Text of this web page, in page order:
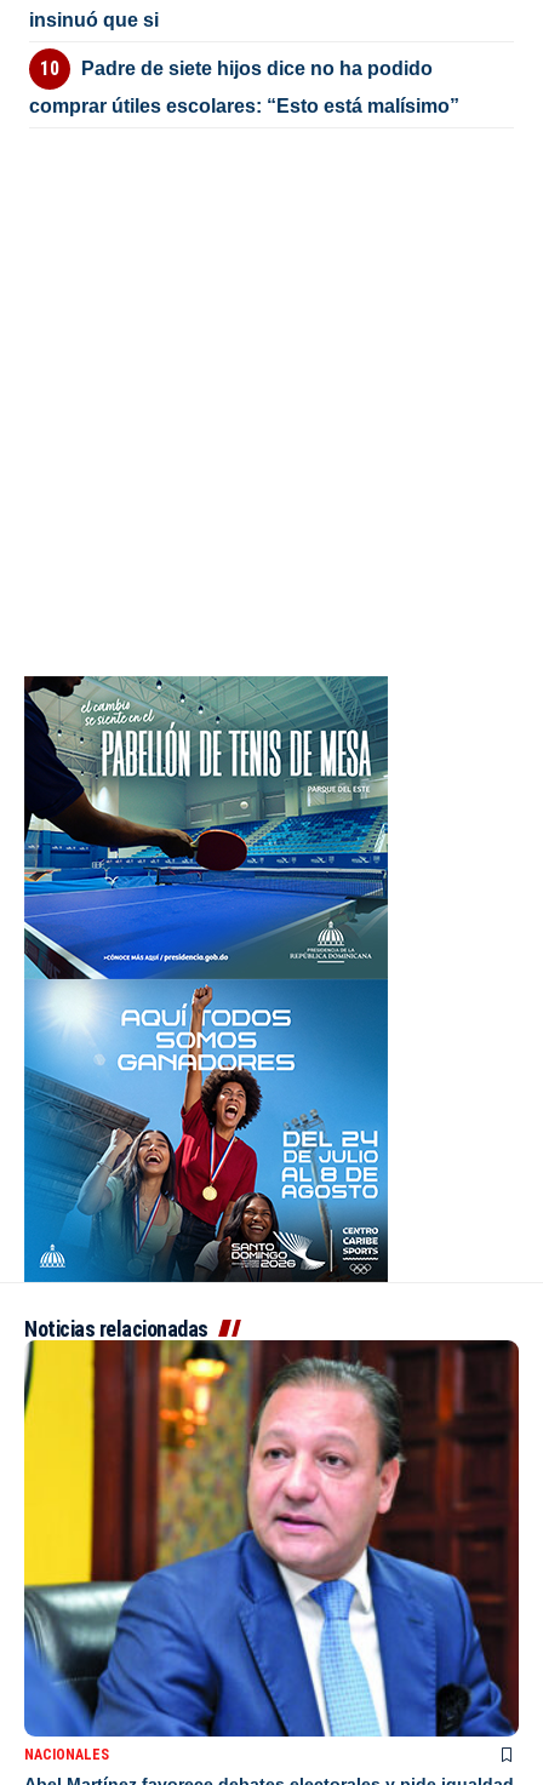
insinuó que si
Padre de siete hijos dice no ha podido
comprar útiles escolares: “Esto está malísimo”
Noticias relacionadas
NACIONALES